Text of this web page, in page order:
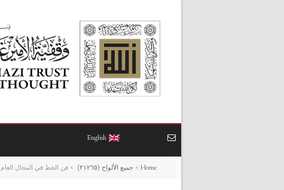
English
Home
> جميع الألواح (٢١٢٦٥) > فن الخط في المجال العام